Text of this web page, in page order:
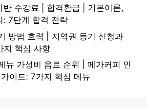
반 수강료 | 합격환급 | 기본이론,
: 7단계 합격 전략
방법 효력 | 지역권 등기 신청과
지 핵심 사항
뉴 가성비 음료 순위 | 메가커피 인
이드: 7가지 핵심 메뉴